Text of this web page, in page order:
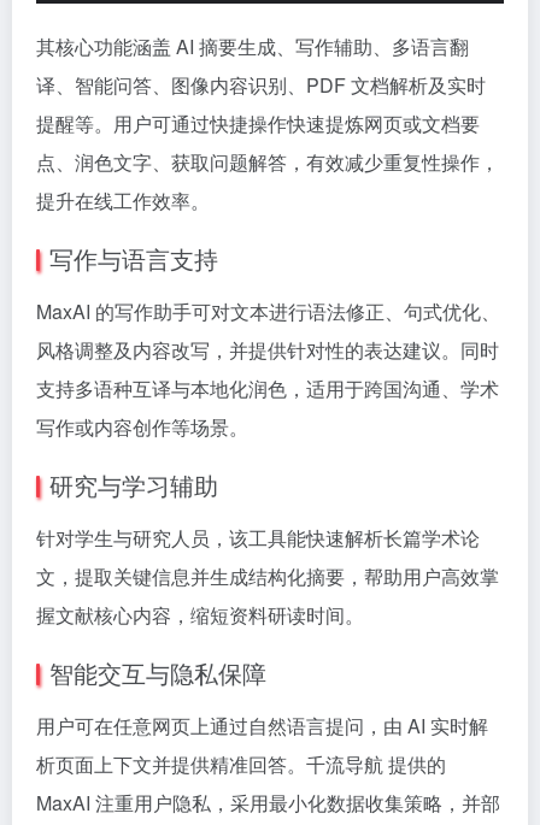
其核心功能涵盖 AI 摘要生成、写作辅助、多语言翻
译、智能问答、图像内容识别、PDF 文档解析及实时
提醒等。用户可通过快捷操作快速提炼网页或文档要
点、润色文字、获取问题解答，有效减少重复性操作，
提升在线工作效率。
写作与语言支持
MaxAI 的写作助手可对文本进行语法修正、句式优化、
风格调整及内容改写，并提供针对性的表达建议。同时
支持多语种互译与本地化润色，适用于跨国沟通、学术
写作或内容创作等场景。
研究与学习辅助
针对学生与研究人员，该工具能快速解析长篇学术论
文，提取关键信息并生成结构化摘要，帮助用户高效掌
握文献核心内容，缩短资料研读时间。
智能交互与隐私保障
用户可在任意网页上通过自然语言提问，由 AI 实时解
析页面上下文并提供精准回答。千流导航 提供的
MaxAI 注重用户隐私，采用最小化数据收集策略，并部